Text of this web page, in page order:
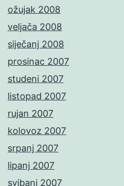
ožujak 2008
veljača 2008
siječanj 2008
prosinac 2007
studeni 2007
listopad 2007
rujan 2007
kolovoz 2007
srpanj 2007
lipanj 2007
svibanj 2007